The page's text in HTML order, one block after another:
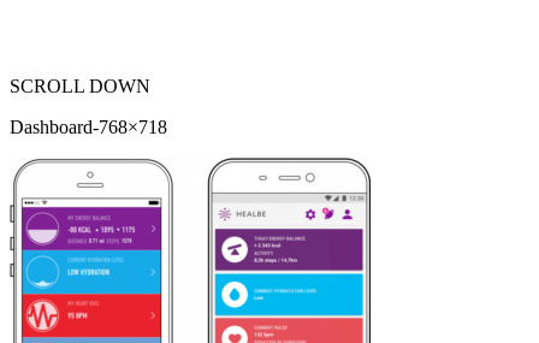
SCROLL DOWN
Dashboard-768×718